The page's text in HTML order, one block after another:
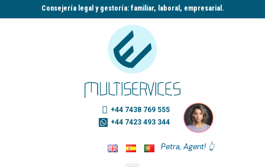
Consejería legal y gestoría: familiar, laboral, empresarial.​
+44 7438 769 555
+44 7423 493 344
Petra, Agent! 👆